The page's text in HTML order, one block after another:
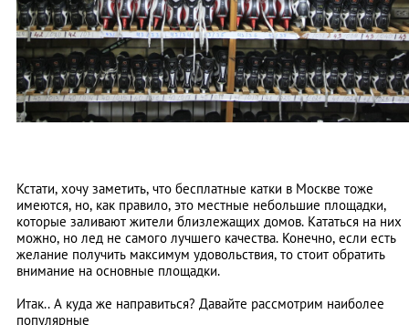
Кстати, хочу заметить, что бесплатные катки в Москве тоже
имеются, но, как правило, это местные небольшие площадки,
которые заливают жители близлежащих домов. Кататься на них
можно, но лед не самого лучшего качества. Конечно, если есть
желание получить максимум удовольствия, то стоит обратить
внимание на основные площадки.
Итак.. А куда же направиться? Давайте рассмотрим наиболее
популярные